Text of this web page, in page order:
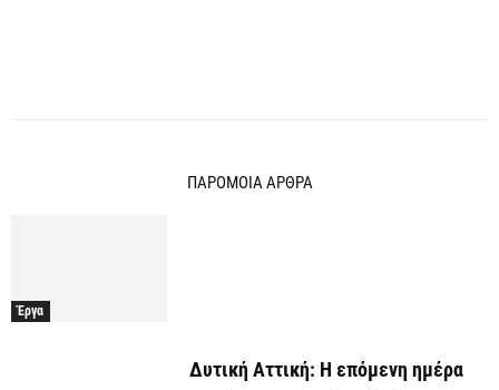
ΠΑΡΟΜΟΙΑ ΑΡΘΡΑ
Έργα
Δυτική Αττική: Η επόμενη ημέρα